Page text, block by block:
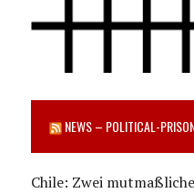
NEWS – POLITICAL-
Chile: Zwei